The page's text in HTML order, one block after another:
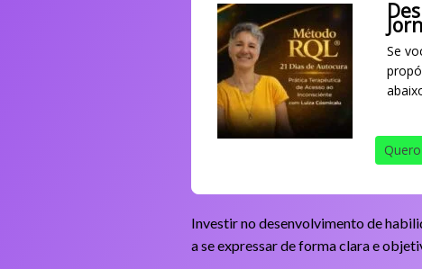
Se
Investir no desenvolvimento de
a se expressar de forma clara e